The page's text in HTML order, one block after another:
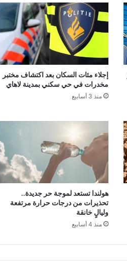
إجلاء مئات السكان بعد اكتشاف مختبر
مخدرات في حي سكني بمدينة لاهاي
منذ 3 أسابيع
هولندا تستعد لموجة حر جديدة..
تحذيرات من درجات حرارة مرتفعة
وليالٍ خانقة
منذ 4 أسابيع